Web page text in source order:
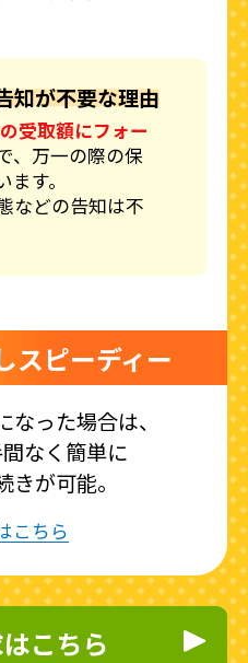
知が不要な理由
受取額にフォー
、万一の際の保
す。
などの告知は不
スピーディー
った場合は、
なく簡単に
が可能。
こちら